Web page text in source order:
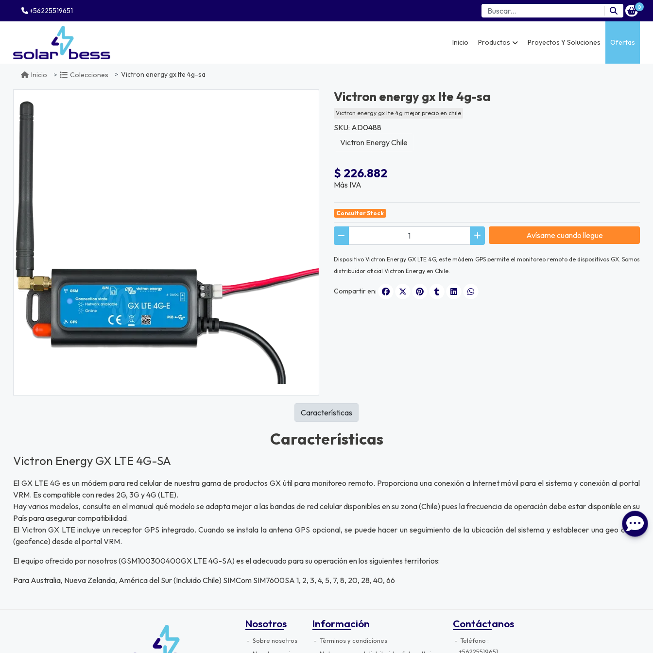
+56225519651 0
Inicio Productos Proyectos Y Soluciones Ofertas
Inicio Colecciones Victron energy gx lte 4g-sa
Victron energy gx lte 4g-sa
Victron energy gx lte 4g mejor precio en chile
SKU: AD0488
Victron Energy Chile
$ 226.882
Más IVA
Consultar Stock
Avísame cuando llegue
Dispositivo Victron Energy GX LTE 4G, este módem GPS permite el monitoreo remoto de dispositivos GX. Somos
distribuidor oficial Victron Energy en Chile.
Compartir en:
Características
Victron Energy GX LTE 4G-SA
El GX LTE 4G es un módem para red celular de nuestra gama de productos GX útil para monitoreo remoto. Proporciona una conexión a Internet móvil para el sistema y conexión al portal
VRM. Es compatible con redes 2G, 3G y 4G (LTE).
Hay varios modelos, consulte en el manual qué modelo se adapta mejor a las bandas de red celular disponibles en su zona (Chile) pues la frecuencia de operación debe estar disponible en su
País para asegurar compatibilidad.
El Victron GX LTE incluye un receptor GPS integrado. Cuando se instala la antena GPS opcional, se puede hacer un seguimiento de la ubicación del sistema y establecer una geo cerca
(geofence) desde el portal VRM.
El equipo ofrecido por nosotros (GSM100300400GX LTE 4G-SA) es el adecuado para su operación en los siguientes territorios:
Para Australia, Nueva Zelanda, América del Sur (Incluido Chile) SIMCom SIM7600SA 1, 2, 3, 4, 5, 7, 8, 20, 28, 40, 66
Características
Nosotros
Sobre nosotros
Información
Términos y condiciones
Contáctanos
Teléfono